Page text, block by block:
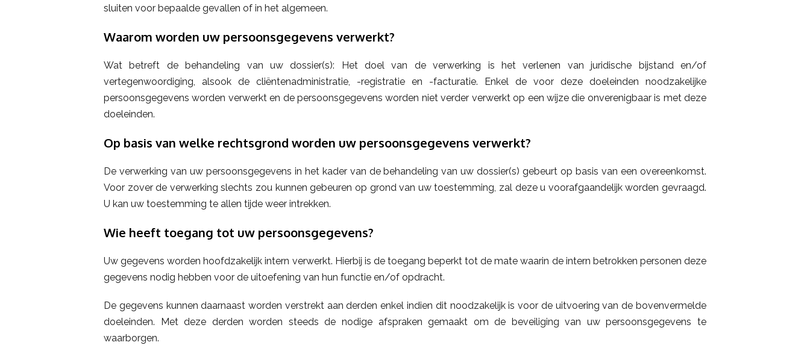
sluiten voor bepaalde gevallen of in het algemeen.
Waarom worden uw persoonsgegevens verwerkt?
Wat betreft de behandeling van uw dossier(s): Het doel van de verwerking is het verlenen van juridische bijstand en/of
vertegenwoordiging, alsook de cliëntenadministratie, -registratie en -facturatie. Enkel de voor deze doeleinden noodzakelijke
persoonsgegevens worden verwerkt en de persoonsgegevens worden niet verder verwerkt op een wijze die onverenigbaar is met deze
doeleinden.
Op basis van welke rechtsgrond worden uw persoonsgegevens verwerkt?
De verwerking van uw persoonsgegevens in het kader van de behandeling van uw dossier(s) gebeurt op basis van een overeenkomst.
Voor zover de verwerking slechts zou kunnen gebeuren op grond van uw toestemming, zal deze u voorafgaandelijk worden gevraagd.
U kan uw toestemming te allen tijde weer intrekken.
Wie heeft toegang tot uw persoonsgegevens?
Uw gegevens worden hoofdzakelijk intern verwerkt. Hierbij is de toegang beperkt tot de mate waarin de intern betrokken personen deze
gegevens nodig hebben voor de uitoefening van hun functie en/of opdracht.
De gegevens kunnen daarnaast worden verstrekt aan derden enkel indien dit noodzakelijk is voor de uitvoering van de bovenvermelde
doeleinden. Met deze derden worden steeds de nodige afspraken gemaakt om de beveiliging van uw persoonsgegevens te
waarborgen.